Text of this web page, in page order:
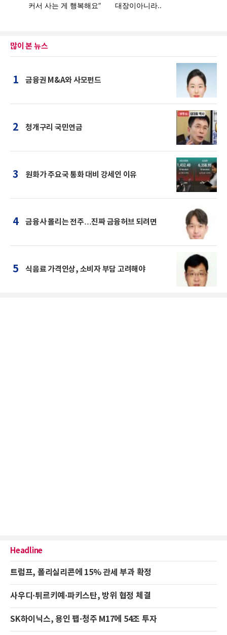
많이 본 뉴스
1 금융권 M&A와 사모펀드
2 청개구리 국민연금
3 원화가 주요국 통화 대비 강세인 이유
4 금융사 몰리는 전주…진짜 금융허브 되려면
5 식음료 가격인상, 소비자 부담 고려해야
Headline
트럼프, 폴리실리콘에 15% 관세 부과 확정
사우디·튀르키예·파키스탄, 방위 협정 체결
SK하이닉스, 용인 팹·청주 M17에 54조 투자